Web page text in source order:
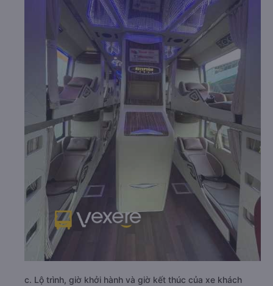
c. Lộ trình, giờ khởi hành và giờ kết thúc của xe khách